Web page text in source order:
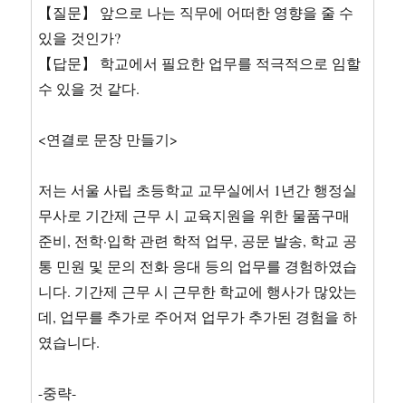
【질문】 앞으로 나는 직무에 어떠한 영향을 줄 수
있을 것인가?
【답문】 학교에서 필요한 업무를 적극적으로 임할
수 있을 것 같다.
<연결로 문장 만들기>
저는 서울 사립 초등학교 교무실에서 1년간 행정실
무사로 기간제 근무 시 교육지원을 위한 물품구매
준비, 전학·입학 관련 학적 업무, 공문 발송, 학교 공
통 민원 및 문의 전화 응대 등의 업무를 경험하였습
니다. 기간제 근무 시 근무한 학교에 행사가 많았는
데, 업무를 추가로 주어져 업무가 추가된 경험을 하
였습니다.
-중략-